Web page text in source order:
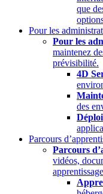
que
Pour les
Pour les
maintenez
prévisibilité.
4D
des
Parcours
Parcours
vidéos,